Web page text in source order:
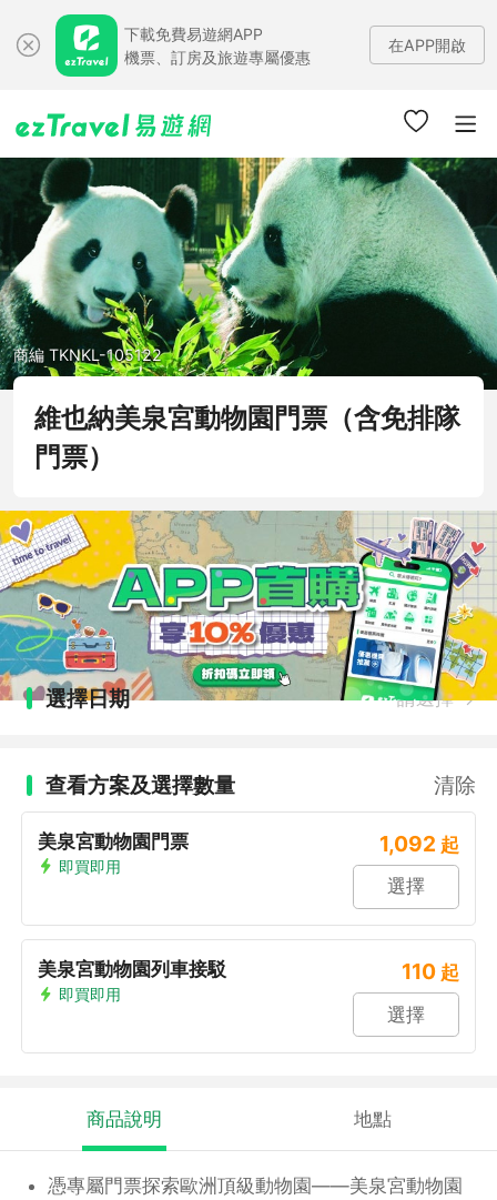
下載免費易遊網APP
機票、訂房及旅遊專屬優惠
在APP開啟
商編 TKNKL-105122
維也納美泉宮動物園門票（含免排隊
門票）
選擇日期 請選擇
查看方案及選擇數量 清除
美泉宮動物園門票
即買即用
1,092 起
選擇
美泉宮動物園列車接駁
即買即用
110 起
選擇
商品說明 地點
憑專屬門票探索歐洲頂級動物園——美泉宮動物園